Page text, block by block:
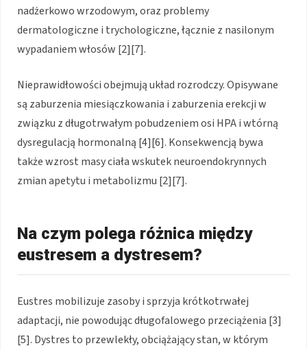
nadżerkowo wrzodowym, oraz problemy
dermatologiczne i trychologiczne, łącznie z nasilonym
wypadaniem włosów [2][7].
Nieprawidłowości obejmują układ rozrodczy. Opisywane
są zaburzenia miesiączkowania i zaburzenia erekcji w
związku z długotrwałym pobudzeniem osi HPA i wtórną
dysregulacją hormonalną [4][6]. Konsekwencją bywa
także wzrost masy ciała wskutek neuroendokrynnych
zmian apetytu i metabolizmu [2][7].
Na czym polega różnica między
eustresem a dystresem?
Eustres mobilizuje zasoby i sprzyja krótkotrwałej
adaptacji, nie powodując długofalowego przeciążenia [3]
[5]. Dystres to przewlekły, obciążający stan, w którym